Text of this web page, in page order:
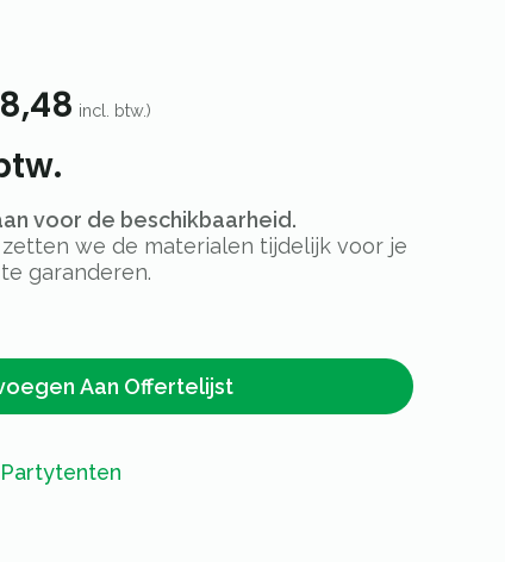
incl. btw.)
voor de beschikbaarheid.
we de materialen tijdelijk voor je
garanderen.
Aan Offertelijst
Partytenten